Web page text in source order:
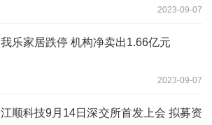
2023-09-07
我乐家居跌停 机构净卖出1.66亿元
2023-09-07
江顺科技9月14日深交所首发上会 拟募资